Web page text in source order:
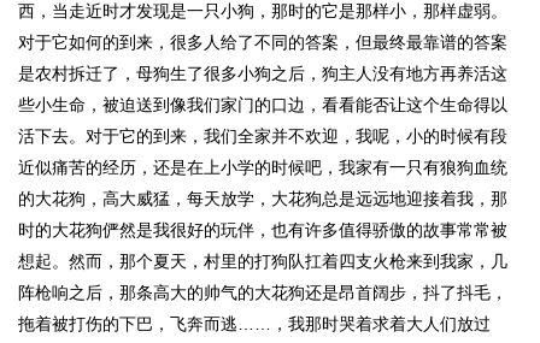
西，当走近时才发现是一只小狗，那时的它是那样小，那样虚弱。
对于它如何的到来，很多人给了不同的答案，但最终最靠谱的答案
是农村拆迁了，母狗生了很多小狗之后，狗主人没有地方再养活这
些小生命，被迫送到像我们家门的口边，看看能否让这个生命得以
活下去。对于它的到来，我们全家并不欢迎，我呢，小的时候有段
近似痛苦的经历，还是在上小学的时候吧，我家有一只有狼狗血统
的大花狗，高大威猛，每天放学，大花狗总是远远地迎接着我，那
时的大花狗俨然是我很好的玩伴，也有许多值得骄傲的故事常常被
想起。然而，那个夏天，村里的打狗队扛着四支火枪来到我家，几
阵枪响之后，那条高大的帅气的大花狗还是昂首阔步，抖了抖毛，
拖着被打伤的下巴，飞奔而逃……，我那时哭着求着大人们放过